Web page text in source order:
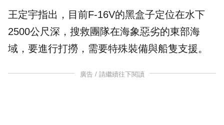
王定宇指出，目前F-16V的黑盒子定位在水下
2500公尺深，搜救團隊在海象惡劣的東部海
域，要進行打撈，需要特殊裝備與船隻支援。
廣告 / 請繼續往下閱讀